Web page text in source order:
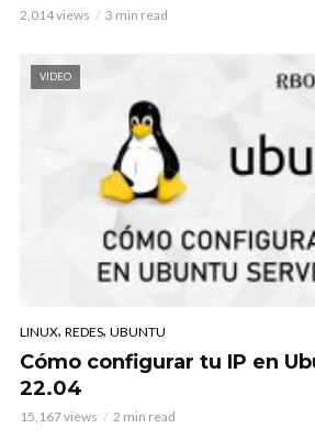
2,014 views 3 min read
VIDEO
LINUX, REDES, UBUNTU
Cómo configurar tu IP en
22.04
15,167 views 2 min read